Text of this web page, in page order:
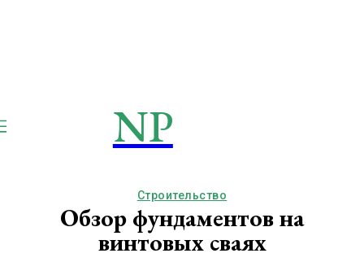
NP
Строительство
Обзор фундаментов на
винтовых сваях